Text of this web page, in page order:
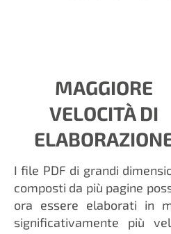
MAGGIORE
VELOCITÀ DI
I file PDF di grandi
composti da più pagine
ora essere elaborati in
significativamente più